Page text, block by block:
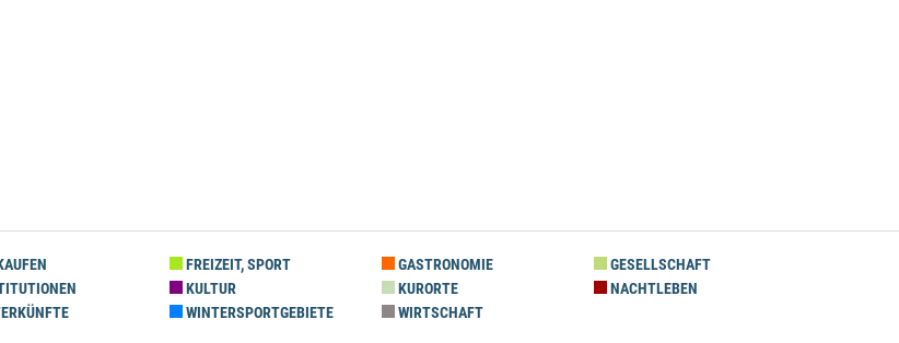
FREIZEIT, SPORT GASTRONOMIE
GESELLSCHAFT
KULTUR KURORTE
NACHTLEBEN
WINTERSPORTGEBIETE WIRTSCHAFT